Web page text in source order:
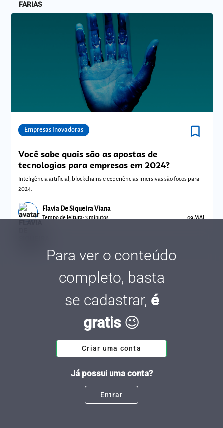
Empresas Inovadoras bookmark_border
Você sabe quais são as apostas de
tecnologias para empresas em 2024?
Inteligência artificial, blockchains e experiências imersivas são focos para
2024.
Flavia De Siqueira Viana
Tempo de leitura: 3 minutos 09 MAI.
Para ver o conteúdo
completo, basta
se cadastrar, é
gratis😉
Criar uma conta
Já possui uma conta?
Entrar